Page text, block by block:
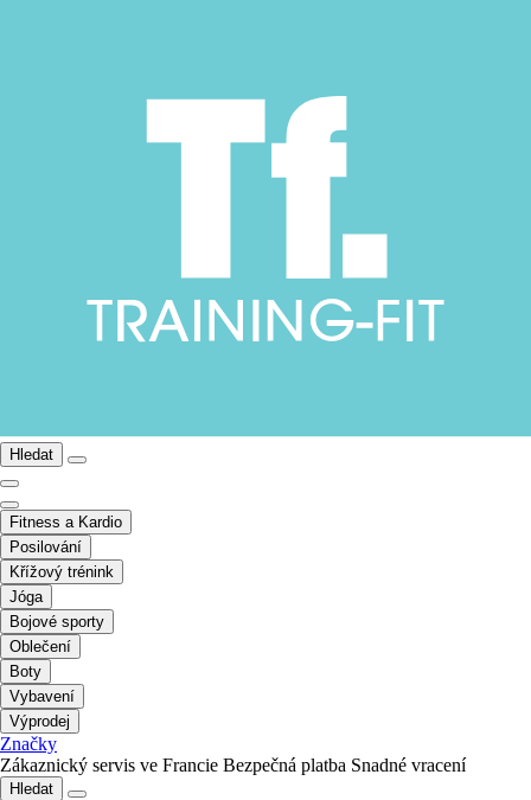
Hledat
Fitness a Kardio
Posilování
Křížový trénink
Jóga
Bojové sporty
Oblečení
Boty
Vybavení
Výprodej
Značky
Zákaznický servis ve Francie Bezpečná platba Snadné vracení
Hledat